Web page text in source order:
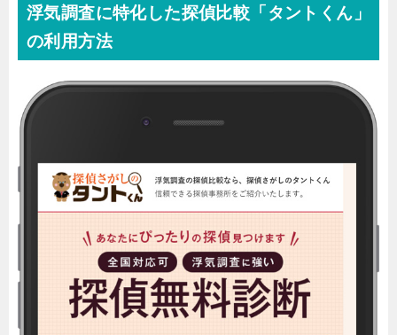
浮気調査に特化した探偵比較「タントくん」
の利用方法